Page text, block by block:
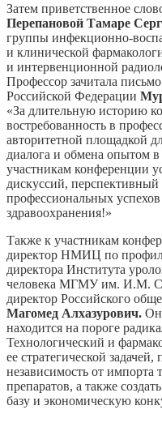
Затем приветственное
Перепановой Тамаре
группы инфекционно-
и клинической
и интервенционной
Профессор зачитала
Российской Федерации
«За длительную историю
востребованность в
авторитетной площадкой
диалога и обмена опытом
участникам конференции
дискуссий,
профессиональных
здравоохранения!»
Также к участникам
директор НМИЦ по
директора Института
человека МГМУ им. И.М.
директор Российского
Магомед Алхазурович. Он
находится на пороге
Технологический и
ее стратегической
независимость от импорта
препаратов, а также
базу и экономическую